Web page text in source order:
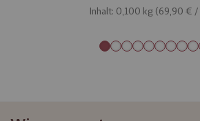
Inhalt: 0,100 kg (69,90 € /